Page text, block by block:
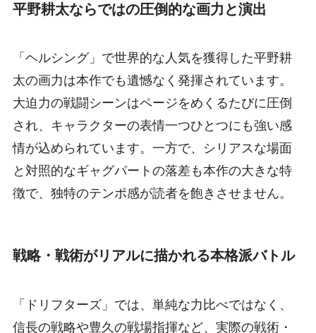
平野耕太ならではの圧倒的な画力と演出
「ヘルシング」で世界的な人気を獲得した平野耕
太の画力は本作でも遺憾なく発揮されています。
大迫力の戦闘シーンはページをめくるたびに圧倒
され、キャラクターの表情一つひとつにも強い感
情が込められています。一方で、シリアスな場面
と対照的なギャグパートの落差も本作の大きな特
徴で、独特のテンポ感が読者を飽きさせません。
戦略・戦術がリアルに描かれる本格派バトル
「ドリフターズ」では、単純な力比べではなく、
信長の戦略や豊久の戦場指揮など、実際の戦術・